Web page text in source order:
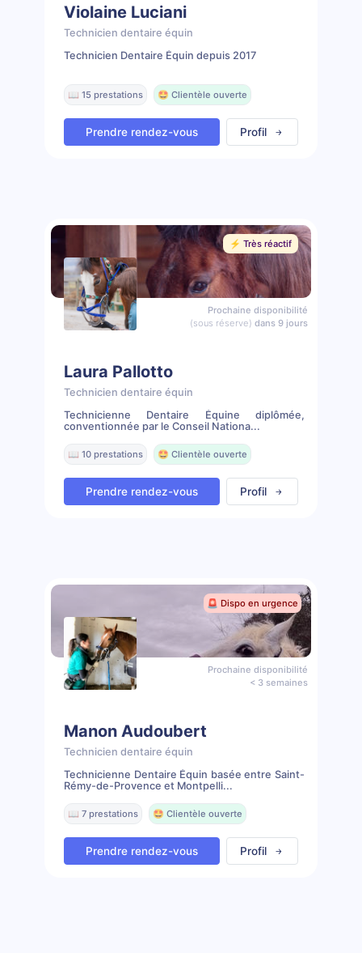
Violaine Luciani
Technicien dentaire équin
Technicien Dentaire Équin depuis 2017
📖 15 prestations 🤩 Clientèle ouverte
Prendre rendez-vous Profil
⚡️ Très réactif
Prochaine disponibilité
(sous réserve) dans 9 jours
Laura Pallotto
Technicien dentaire équin
Technicienne Dentaire Équine diplômée,
conventionnée par le Conseil Nationa...
📖 10 prestations 🤩 Clientèle ouverte
Prendre rendez-vous Profil
🚨 Dispo en urgence
Prochaine disponibilité
< 3 semaines
Manon Audoubert
Technicien dentaire équin
Technicienne Dentaire Équin basée entre Saint-
Rémy-de-Provence et Montpelli...
📖 7 prestations 🤩 Clientèle ouverte
Prendre rendez-vous Profil